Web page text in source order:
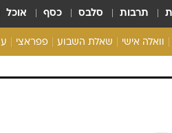
תרבות סלבס כסף אוכל
וואלה אישי שאלת השבוע פפראצי